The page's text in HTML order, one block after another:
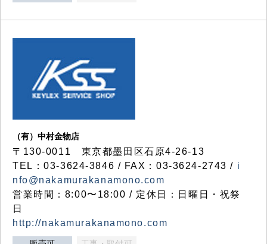
（有）中村金物店
〒130-0011 東京都墨田区石原4-26-13
TEL：03-3624-3846 / FAX：03-3624-2743 / i
nfo@nakamurakanamono.com
営業時間：8:00〜18:00 / 定休日：日曜日・祝祭
日
http://nakamurakanamono.com